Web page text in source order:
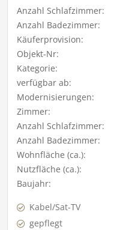
Anzahl Schlafzimmer:
Anzahl Badezimmer:
Käuferprovision:
Objekt-Nr:
Kategorie:
verfügbar ab:
Modernisierungen:
Zimmer:
Anzahl Schlafzimmer:
Anzahl Badezimmer:
Wohnfläche (ca.):
Nutzfläche (ca.):
Baujahr:
Kabel/Sat-TV
gepflegt